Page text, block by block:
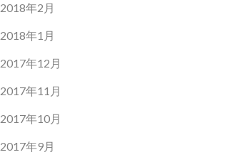
2018年2月
2018年1月
2017年12月
2017年11月
2017年10月
2017年9月